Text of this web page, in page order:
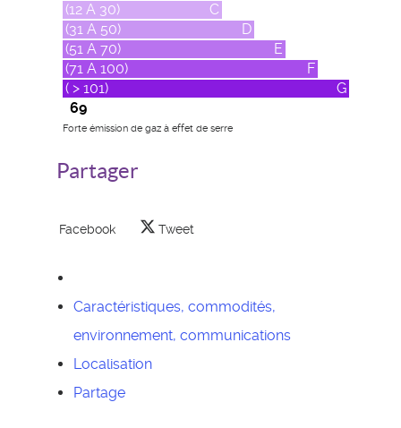
(12 A 30)
C
(31 A 50)
D
(51 A 70)
E
(71 A 100)
F
( > 101)
G
69
Forte émission de gaz à effet de serre
Partager
Facebook Tweet
Caractéristiques, commodités,
environnement, communications
Localisation
Partage